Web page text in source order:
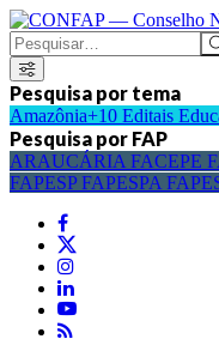
Pesquisa por tema
Amazônia+10 Editais
Pesquisa por FAP
ARAUCÁRIA FACEPE
FAPESPFAPESPA